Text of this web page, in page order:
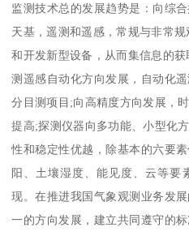
监测技术总的发展趋势是：向综
天基，遥测和遥感，常规与非常
和开发新型设备，从而集信息的
测遥感自动化方向发展，自动化
分目测项目;向高精度方向发展，
提高;探测仪器向多功能、小型化
性和稳定性优越，除基本的六要
阳、土壤湿度、能见度、云等要
现。在推进我国气象观测业务发
一的方向发展，建立共同遵守的